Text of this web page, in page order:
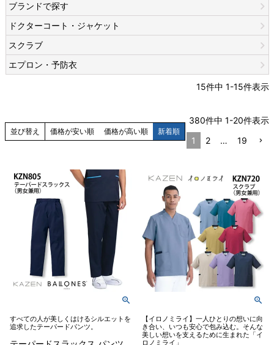
ブランドで探す
ドクターコート・ジャケット
スクラブ
エプロン・予防衣
15件中 1-15件表示
並び替え 価格が安い順 価格が高い順 新着順
380件中 1-20件表示
1
2 … 19
すべての人が美しくはけるシルエットを
追求したテーパードパンツ。
【イロノミライ】一人ひとりの想いに向
き合い、いつも安心で包み込む。そんな
美しい想いを支えるために生まれた「イ
ロノミライ」